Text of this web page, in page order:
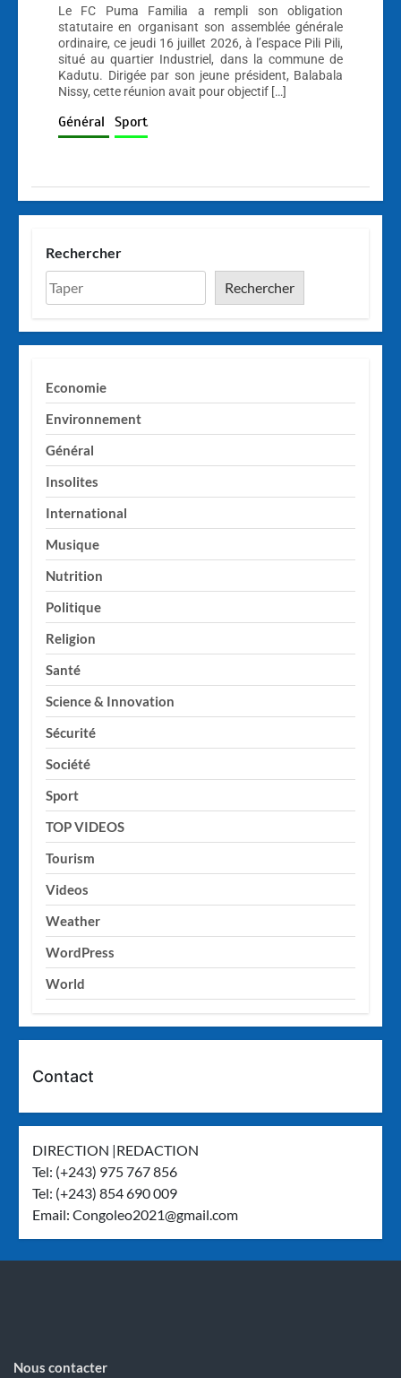
Le FC Puma Familia a rempli son obligation
statutaire en organisant son assemblée générale
ordinaire, ce jeudi 16 juillet 2026, à l’espace Pili Pili,
situé au quartier Industriel, dans la commune de
Kadutu. Dirigée par son jeune président, Balabala
Nissy, cette réunion avait pour objectif […]
Général Sport
Rechercher
Rechercher
Economie
Environnement
Général
Insolites
International
Musique
Nutrition
Politique
Religion
Santé
Science & Innovation
Sécurité
Société
Sport
TOP VIDEOS
Tourism
Videos
Weather
WordPress
World
Contact
DIRECTION |REDACTION
Tel: (+243) 975 767 856
Tel: (+243) 854 690 009
Email:Congoleo2021@gmail.com
Nous contacter